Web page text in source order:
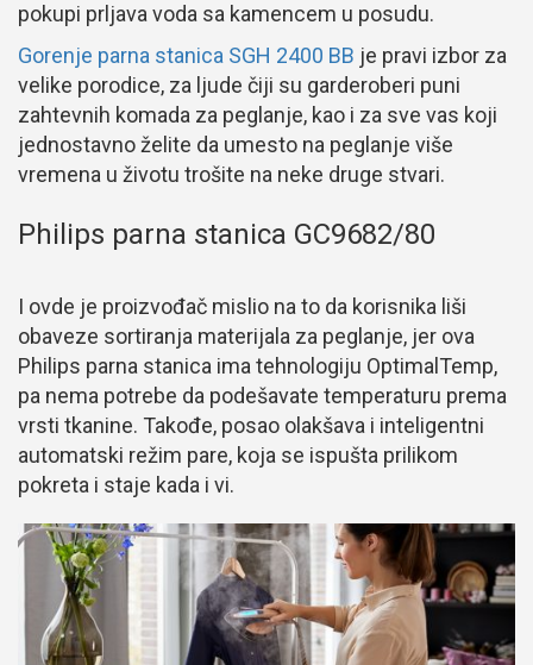
pokupi prljava voda sa kamencem u posudu.
Gorenje parna stanica SGH 2400 BB je pravi izbor za
velike porodice, za ljude čiji su garderoberi puni
zahtevnih komada za peglanje, kao i za sve vas koji
jednostavno želite da umesto na peglanje više
vremena u životu trošite na neke druge stvari.
Philips parna stanica GC9682/80
I ovde je proizvođač mislio na to da korisnika liši
obaveze sortiranja materijala za peglanje, jer ova
Philips parna stanica ima tehnologiju OptimalTemp,
pa nema potrebe da podešavate temperaturu prema
vrsti tkanine. Takođe, posao olakšava i inteligentni
automatski režim pare, koja se ispušta prilikom
pokreta i staje kada i vi.